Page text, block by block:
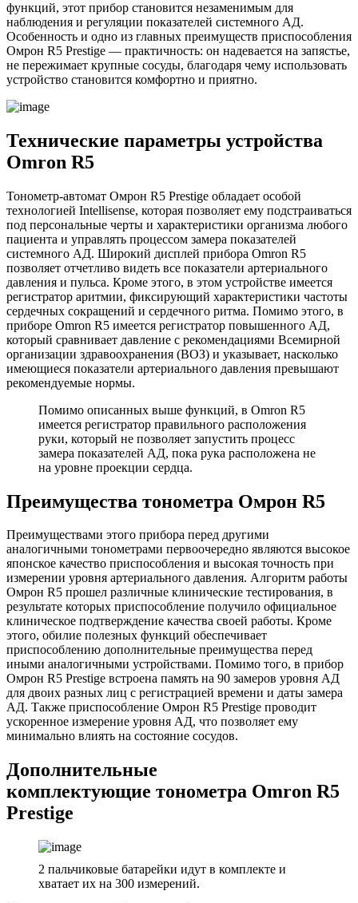
функций, этот прибор становится незаменимым для
наблюдения и регуляции показателей системного АД.
Особенность и одно из главных преимуществ приспособления
Омрон R5 Prestige — практичность: он надевается на запястье,
не пережимает крупные сосуды, благодаря чему использовать
устройство становится комфортно и приятно.
Технические параметры устройства
Omron R5
Тонометр-автомат Омрон R5 Prestige обладает особой
технологией Intellisense, которая позволяет ему подстраиваться
под персональные черты и характеристики организма любого
пациента и управлять процессом замера показателей
системного АД. Широкий дисплей прибора Omron R5
позволяет отчетливо видеть все показатели артериального
давления и пульса. Кроме этого, в этом устройстве имеется
регистратор аритмии, фиксирующий характеристики частоты
сердечных сокращений и сердечного ритма. Помимо этого, в
приборе Omron R5 имеется регистратор повышенного АД,
который сравнивает давление с рекомендациями Всемирной
организации здравоохранения (ВОЗ) и указывает, насколько
имеющиеся показатели артериального давления превышают
рекомендуемые нормы.
Помимо описанных выше функций, в Omron R5
имеется регистратор правильного расположения
руки, который не позволяет запустить процесс
замера показателей АД, пока рука расположена не
на уровне проекции сердца.
Преимущества тонометра Омрон R5
Преимуществами этого прибора перед другими
аналогичными тонометрами первоочередно являются высокое
японское качество приспособления и высокая точность при
измерении уровня артериального давления. Алгоритм работы
Омрон R5 прошел различные клинические тестирования, в
результате которых приспособление получило официальное
клиническое подтверждение качества своей работы. Кроме
этого, обилие полезных функций обеспечивает
приспособлению дополнительные преимущества перед
иными аналогичными устройствами. Помимо того, в прибор
Омрон R5 Prestige встроена память на 90 замеров уровня АД
для двоих разных лиц с регистрацией времени и даты замера
АД. Также приспособление Омрон R5 Prestige проводит
ускоренное измерение уровня АД, что позволяет ему
минимально влиять на состояние сосудов.
Дополнительные
комплектующие тонометра Omron R5
Prestige
2 пальчиковые батарейки идут в комплекте и
хватает их на 300 измерений.